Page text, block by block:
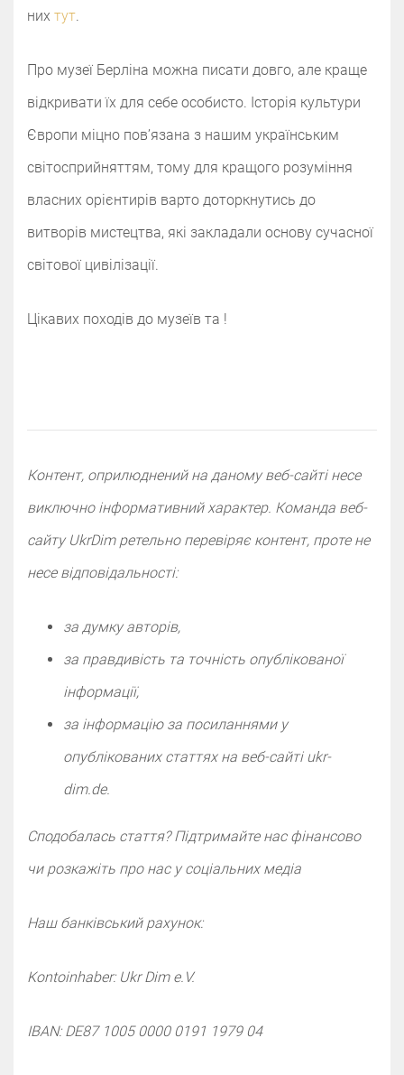
них тут.
Про музеї Берліна можна писати довго, але краще
відкривати їх для себе особисто. Історія культури
Європи міцно повʼязана з нашим українським
світосприйняттям, тому для кращого розуміння
власних орієнтирів варто доторкнутись до
витворів мистецтва, які закладали основу сучасної
світової цивілізації.
Цікавих походів до музеїв та !
Контент, оприлюднений на даному веб-сайті несе
виключно інформативний характер. Команда веб-
сайту UkrDim ретельно перевіряє контент, проте не
несе відповідальності:
за думку авторів,
за правдивість та точність опублікованої
інформації,
за інформацію за посиланнями у
опублікованих статтях на веб-сайті ukr-
dim.de.
Сподобалась стаття? Підтримайте нас фінансово
чи розкажіть про нас у cоціальних медіа
Наш банківський рахунок:
Kontoinhaber: Ukr Dim e.V.
IBAN: DE87 1005 0000 0191 1979 04